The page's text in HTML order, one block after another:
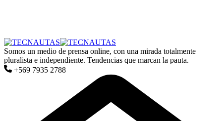
Somos un medio de prensa online, con una mirada totalmente
pluralista e independiente. Tendencias que marcan la pauta.
+569 7935 2788